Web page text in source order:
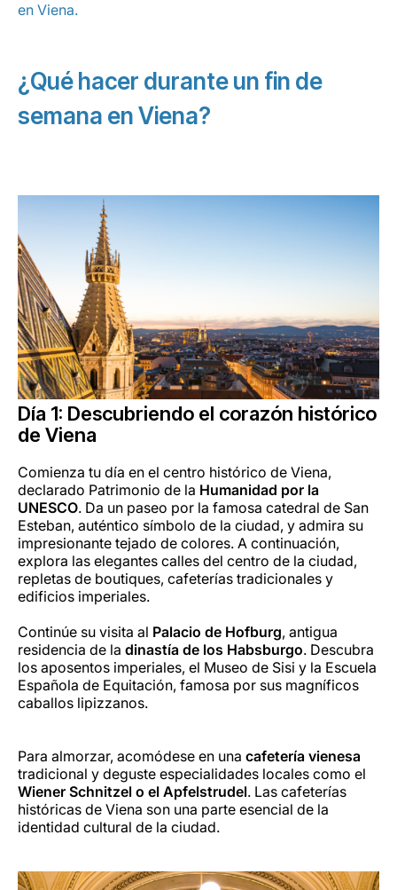
en Viena.
¿Qué hacer durante un fin de
semana en Viena?
Día 1: Descubriendo el corazón histórico
de Viena
Comienza tu día en el centro histórico de Viena,
declarado Patrimonio de la Humanidad por la
UNESCO. Da un paseo por la famosa catedral de San
Esteban, auténtico símbolo de la ciudad, y admira su
impresionante tejado de colores. A continuación,
explora las elegantes calles del centro de la ciudad,
repletas de boutiques, cafeterías tradicionales y
edificios imperiales.
Continúe su visita al Palacio de Hofburg, antigua
residencia de la dinastía de los Habsburgo. Descubra
los aposentos imperiales, el Museo de Sisi y la Escuela
Española de Equitación, famosa por sus magníficos
caballos lipizzanos.
Para almorzar, acomódese en una cafetería vienesa
tradicional y deguste especialidades locales como el
Wiener Schnitzel o el Apfelstrudel. Las cafeterías
históricas de Viena son una parte esencial de la
identidad cultural de la ciudad.